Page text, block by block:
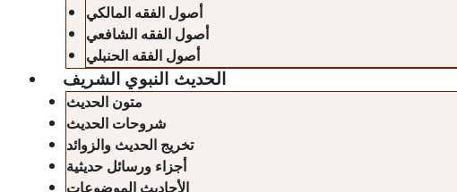
أصول الفقه المالكي
أصول الفقه الشافعي
أصول الفقه الحنبلي
الحديث النبوي الشريف
متون الحديث
شروحات الحديث
تخريج الحديث والزوائد
أجزاء ورسائل حديثية
الأحاديث الموضوعات